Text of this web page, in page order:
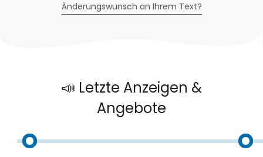
Änderungswunsch an Ihrem Text?